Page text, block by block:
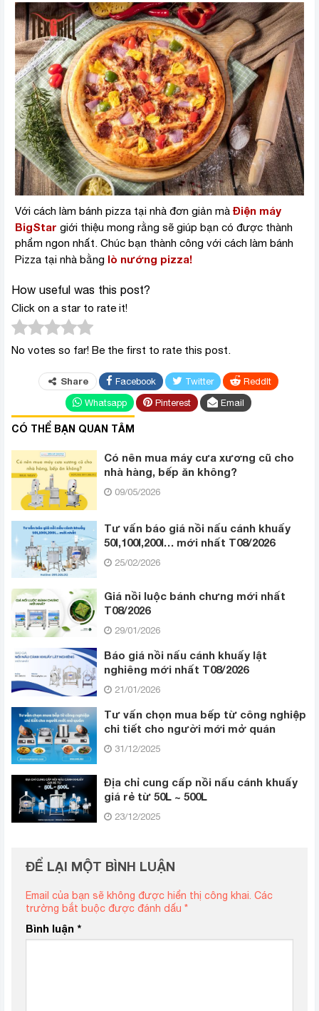
Với cách làm bánh pizza tại nhà đơn giản mà Điện máy
BigStar giới thiệu mong rằng sẽ giúp bạn có được thành
phẩm ngon nhất. Chúc bạn thành công với cách làm bánh
Pizza tại nhà bằng lò nướng pizza!
How useful was this post?
Click on a star to rate it!
No votes so far! Be the first to rate this post.
Share Facebook Twitter
ReddIt
Whatsapp
Pinterest Email
CÓ THỂ BẠN QUAN TÂM
Có nên mua máy cưa xương cũ cho
nhà hàng, bếp ăn không?
09/05/2026
Tư vấn báo giá nồi nấu cánh khuấy
50l,100l,200l… mới nhất T08/2026
25/02/2026
Giá nồi luộc bánh chưng mới nhất
T08/2026
29/01/2026
Báo giá nồi nấu cánh khuấy lật
nghiêng mới nhất T08/2026
21/01/2026
Tư vấn chọn mua bếp từ công nghiệp
chi tiết cho người mới mở quán
31/12/2025
Địa chỉ cung cấp nồi nấu cánh khuấy
giá rẻ từ 50L ~ 500L
23/12/2025
ĐỂ LẠI MỘT BÌNH LUẬN
Email của bạn sẽ không được hiển thị công khai. Các
trường bắt buộc được đánh dấu *
Bình luận *